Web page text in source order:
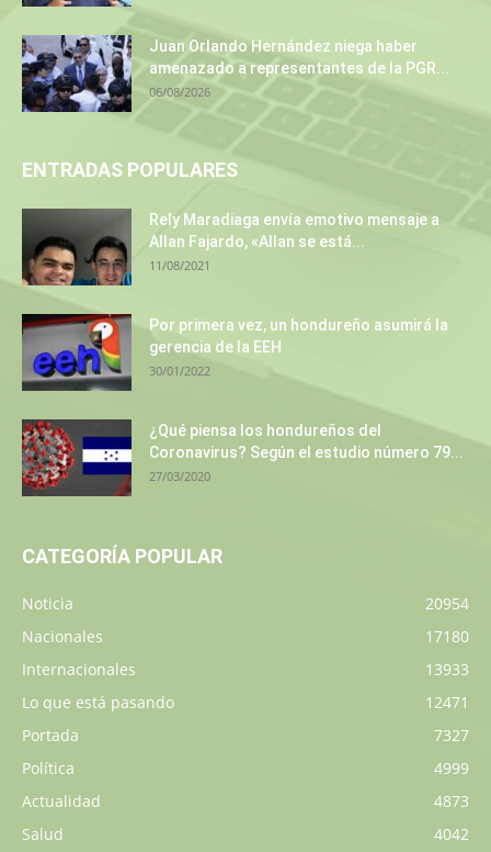
Juan Orlando Hernández niega haber
amenazado a representantes de la PGR...
06/08/2026
ENTRADAS POPULARES
Rely Maradiaga envía emotivo mensaje a
Allan Fajardo, «Allan se está...
11/08/2021
Por primera vez, un hondureño asumirá la
gerencia de la EEH
30/01/2022
¿Qué piensa los hondureños del
Coronavirus? Según el estudio número 79...
27/03/2020
CATEGORÍA POPULAR
Noticia
20954
Nacionales
17180
Internacionales
13933
Lo que está pasando
12471
Portada
7327
Política
4999
Actualidad
4873
Salud
4042